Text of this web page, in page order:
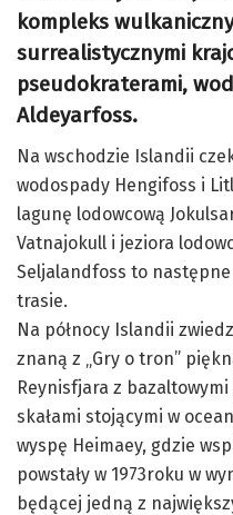
kompleks
surrealistycznymi
pseudokraterami,
Aldeyarfoss.
Na wschodzie Islandii
wodospady Hengifoss i
lagunę lodowcową
Vatnajokull i jeziora
Seljalandfoss to
trasie.
Na północy Islandii
znaną z „Gry o tron”
Reynisfjara z
skałami stojącymi w
wyspę Heimaey, gdzie
powstały w 1973roku w
będącej jedną z